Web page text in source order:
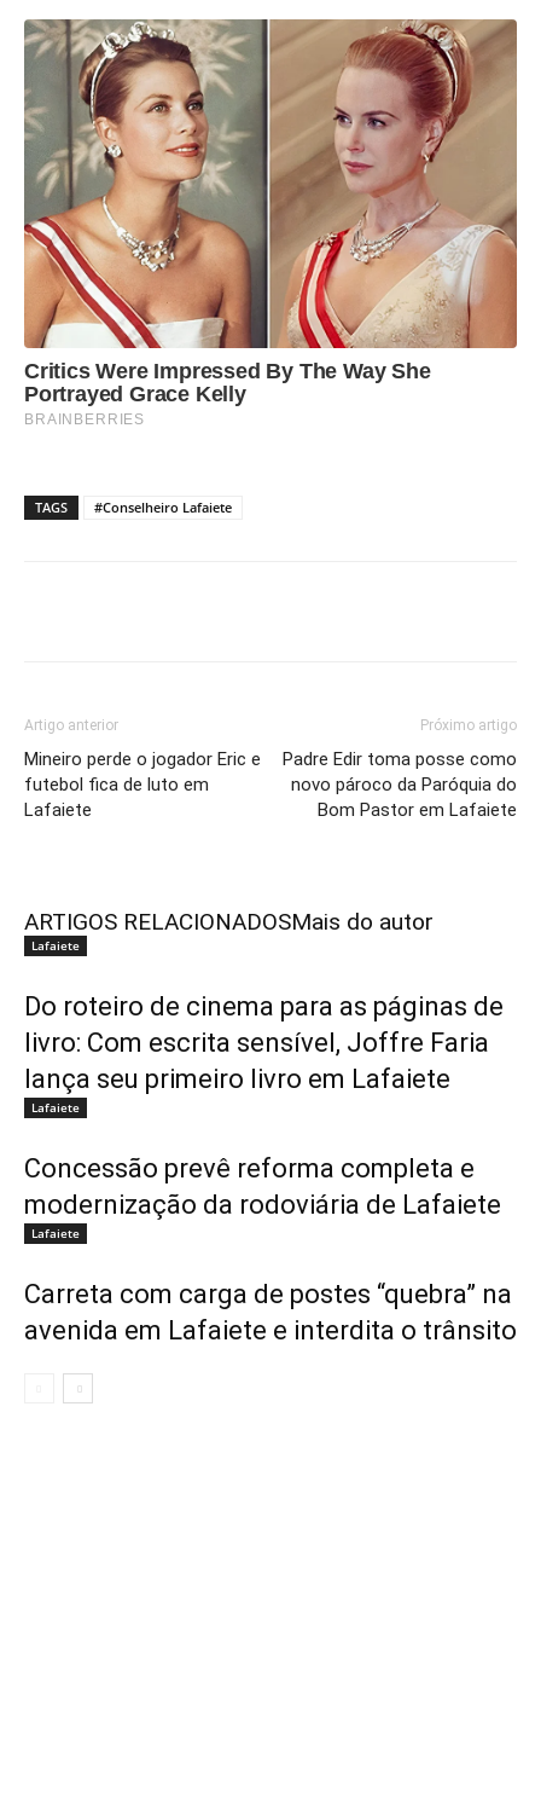
TAGS #Conselheiro Lafaiete
Artigo anterior
Mineiro perde o jogador Eric e
futebol fica de luto em
Lafaiete
Próximo artigo
Padre Edir toma posse como
novo pároco da Paróquia do
Bom Pastor em Lafaiete
ARTIGOS RELACIONADOSMais do autor
Lafaiete
Do roteiro de cinema para as páginas de
livro: Com escrita sensível, Joffre Faria
lança seu primeiro livro em Lafaiete
Lafaiete
Concessão prevê reforma completa e
modernização da rodoviária de Lafaiete
Lafaiete
Carreta com carga de postes “quebra” na
avenida em Lafaiete e interdita o trânsito